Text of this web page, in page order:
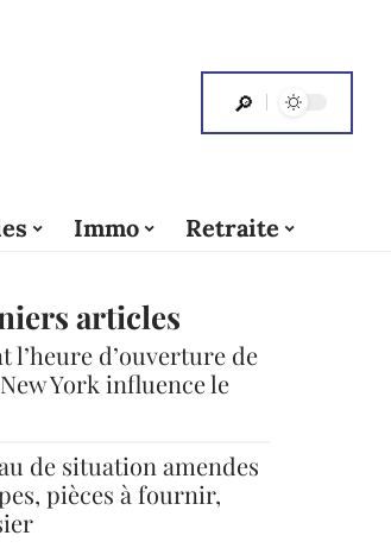
Immo Retraite
articles
l’heure d’ouverture de
York influence le
de situation amendes
pièces à fournir,